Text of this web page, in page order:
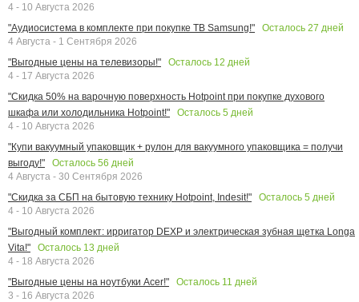
4 - 10 Августа 2026
"Аудиосистема в комплекте при покупке ТВ Samsung!"
Осталось 27 дней
4 Августа - 1 Сентября 2026
"Выгодные цены на телевизоры!"
Осталось 12 дней
4 - 17 Августа 2026
"Скидка 50% на варочную поверхность Hotpoint при покупке духового
шкафа или холодильника Hotpoint!"
Осталось 5 дней
4 - 10 Августа 2026
"Купи вакуумный упаковщик + рулон для вакуумного упаковщика = получи
выгоду!"
Осталось 56 дней
4 Августа - 30 Сентября 2026
"Скидка за СБП на бытовую технику Hotpoint, Indesit!"
Осталось 5 дней
4 - 10 Августа 2026
"Выгодный комплект: ирригатор DEXP и электрическая зубная щетка Longa
Vita!"
Осталось 13 дней
4 - 18 Августа 2026
"Выгодные цены на ноутбуки Acer!"
Осталось 11 дней
3 - 16 Августа 2026